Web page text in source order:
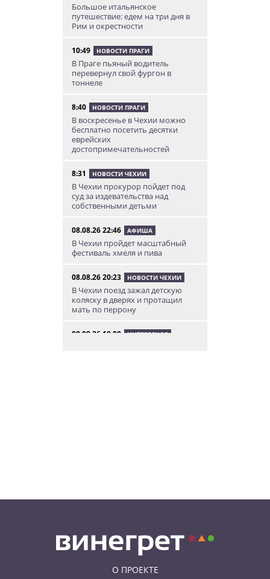
Большое итальянское
путешествие: едем на три дня в
Рим и окрестности
10:49 НОВОСТИ ПРАГИ
В Праге пьяный водитель
перевернул свой фургон в
тоннеле
8:40 НОВОСТИ ПРАГИ
В воскресенье в Чехии можно
бесплатно посетить десятки
еврейских
достопримечательностей
8:31 НОВОСТИ ЧЕХИИ
В Чехии прокурор пойдет под
суд за издевательства над
собственными детьми
08.08.26 22:46 АФИША
В Чехии пройдет масштабный
фестиваль хмеля и пива
08.08.26 20:23 НОВОСТИ ЧЕХИИ
В Чехии поезд зажал детскую
коляску в дверях и протащил
мать по перрону
08.08.26 19:00 ИНТЕРЕСНОЕ
О ПРОЕКТЕ